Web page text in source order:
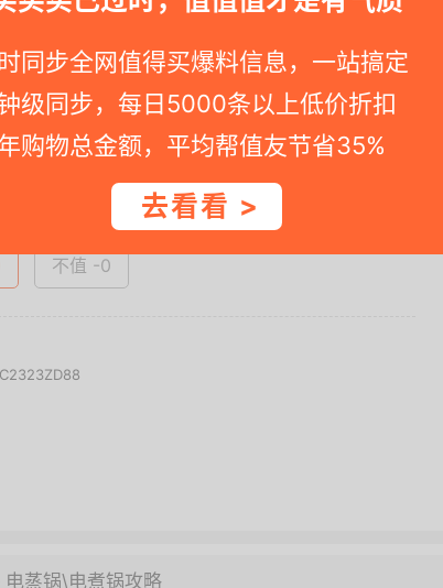
同步全网值得买爆料信息，一站搞定
级同步，每日5000条以上低价折扣
购物总金额，平均帮值友节省35%
去看看 >
减5.2元
到内部特价；点此领取隐藏优惠券 ，先领券再下单。
看完整图文 >
不值 -0
电蒸锅\电煮锅攻略